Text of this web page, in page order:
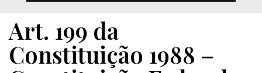
Art. 199 da
Constituição 1988 –